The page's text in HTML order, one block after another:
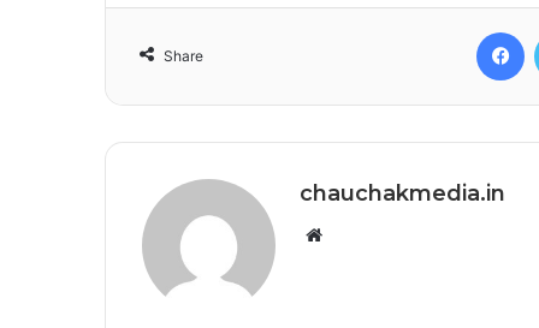
Share
chauchakmedia.in
Website